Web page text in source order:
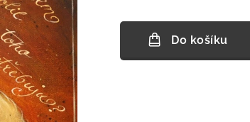
Do košíku